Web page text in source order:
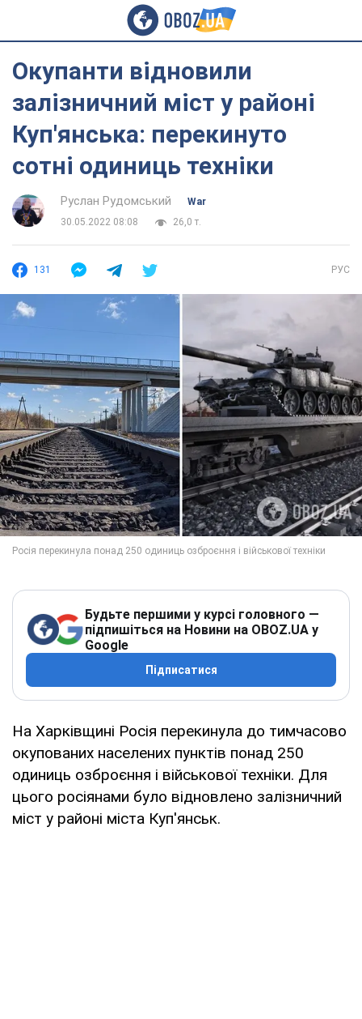
Окупанти відновили
залізничний міст у районі
Куп'янська: перекинуто
сотні одиниць техніки
Руслан Рудомський
War
30.05.2022 08:08
26,0 т.
131 РУС
Будьте першими у курсі головного —
підпишіться на Новини на OBOZ.UA у
Google
Підписатися
На Харківщині Росія перекинула до тимчасово
окупованих населених пунктів понад 250
одиниць озброєння і військової техніки. Для
цього росіянами було відновлено залізничний
міст у районі міста Куп'янськ.